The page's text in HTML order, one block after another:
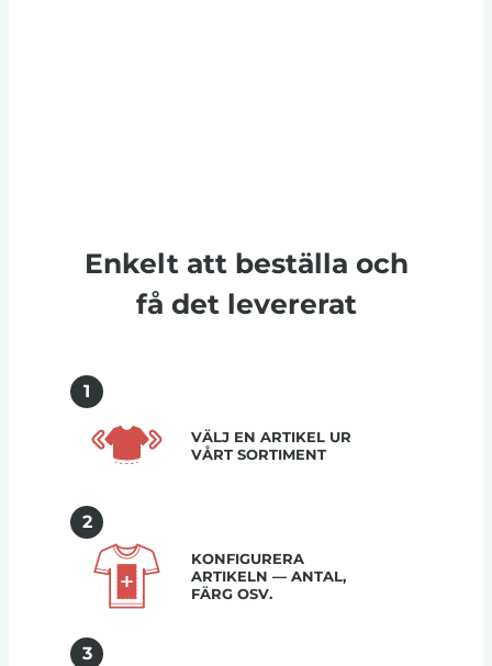
Enkelt att beställa och
få det levererat
1
VÄLJ EN ARTIKEL UR
VÅRT SORTIMENT
2
KONFIGURERA
ARTIKELN — ANTAL,
FÄRG OSV.
3